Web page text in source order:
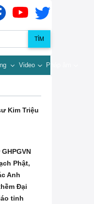
TÌM
Video Pháp âm
Kim Triệu
Phật,
Anh
Đại
tỉnh